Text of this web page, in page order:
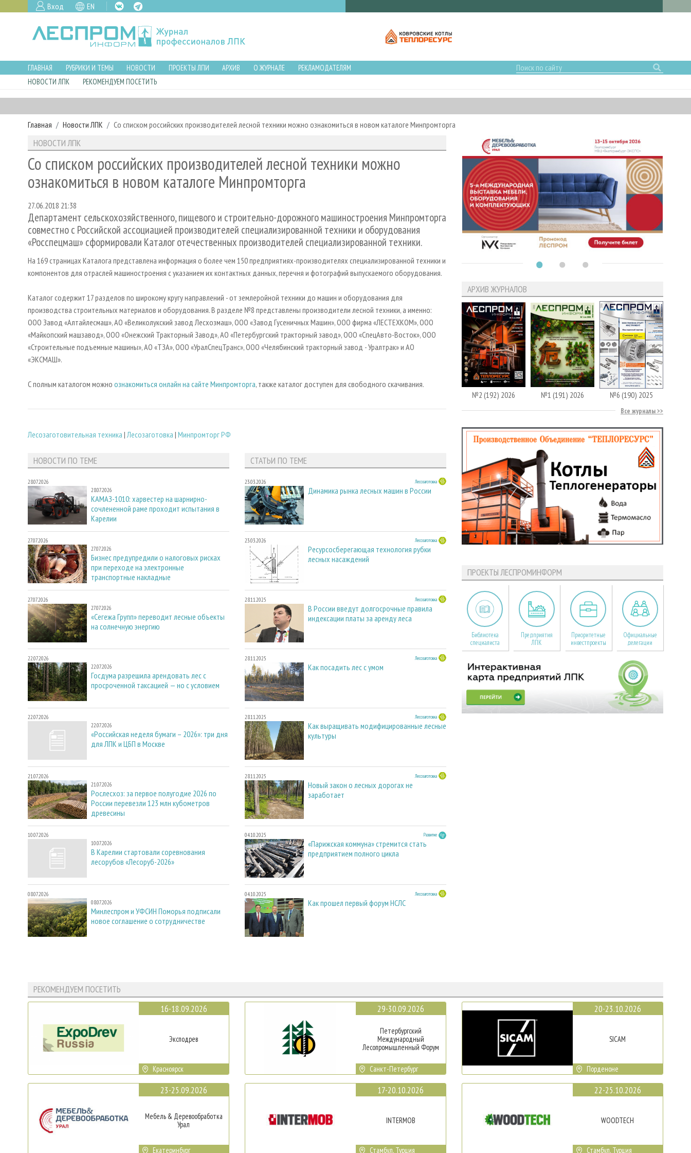
Вход EN
ГЛАВНАЯ РУБРИКИ И ТЕМЫ НОВОСТИ ПРОЕКТЫ ЛПИ АРХИВ О ЖУРНАЛЕ
РЕКЛАМОДАТЕЛЯМ
НОВОСТИ ЛПК
РЕКОМЕНДУЕМ ПОСЕТИТЬ
Главная Новости ЛПК Со списком российских производителей лесной техники можно ознакомиться в новом каталоге Минпромторга
НОВОСТИ ЛПК
Со списком российских производителей лесной техники можно
ознакомиться в новом каталоге Минпромторга
27.06.2018 21:38
Департамент сельскохозяйственного, пищевого и строительно-дорожного машиностроения Минпромторга
совместно с Российской ассоциацией производителей специализированной техники и оборудования
«Росспецмаш» сформировали Каталог отечественных производителей специализированной техники.
На 169 страницах Каталога представлена информация о более чем 150 предприятиях-производителях специализированной техники и
компонентов для отраслей машиностроения с указанием их контактных данных, перечня и фотографий выпускаемого оборудования.
Каталог содержит 17 разделов по широкому кругу направлений - от землеройной техники до машин и оборудования для
производства строительных материалов и оборудования. В разделе №8 представлены производители лесной техники, а именно:
ООО Завод «Алтайлесмаш», АО «Великолукский завод Лесхозмаш», ООО «Завод Гусеничных Машин», ООО фирма «ЛЕСТЕХКОМ», ООО
«Майкопский машзавод», ООО «Онежский Тракторный Завод», АО «Петербургский тракторный завод», ООО «СпецАвто-Восток», ООО
«Строительные подъемные машины», АО «ТЗА», ООО «УралСпецТранс», ООО «Челябинский тракторный завод - Уралтрак» и АО
«ЭКСМАШ».
С полным каталогом можно ознакомиться онлайн на сайте Минпромторга, также каталог доступен для свободного скачивания.
Лесозаготовительная техника |Лесозаготовка | Минпромторг РФ
НОВОСТИ ПО ТЕМЕ
28.07.2026
28.07.2026
КАМАЗ-1010: харвестер на шарнирно-
сочлененной раме проходит испытания в
Карелии
27.07.2026
27.07.2026
Бизнес предупредили о налоговых рисках
при переходе на электронные
транспортные накладные
27.07.2026
27.07.2026
«Сегежа Групп» переводит лесные объекты
на солнечную энергию
22.07.2026
22.07.2026
Госдума разрешила арендовать лес с
просроченной таксацией — но с условием
22.07.2026
22.07.2026
«Российская неделя бумаги – 2026»: три дня
для ЛПК и ЦБП в Москве
21.07.2026
21.07.2026
Рослесхоз: за первое полугодие 2026 по
России перевезли 123 млн кубометров
древесины
10.07.2026
10.07.2026
В Карелии стартовали соревнования
лесорубов «Лесоруб-2026»
08.07.2026
08.07.2026
Минлеспром и УФСИН Поморья подписали
новое соглашение о сотрудничестве
СТАТЬИ ПО ТЕМЕ
23.03.2026 Лесозаготовка
Динамика рынка лесных машин в России
23.03.2026 Лесозаготовка
Ресурсосберегающая технология рубки
лесных насаждений
28.11.2025 Лесозаготовка
В России введут долгосрочные правила
индексации платы за аренду леса
28.11.2025 Лесозаготовка
Как посадить лес с умом
28.11.2025 Лесозаготовка
Как выращивать модифицированные лесные
культуры
28.11.2025 Лесозаготовка
Новый закон о лесных дорогах не
заработает
04.10.2025 Развитие
«Парижская коммуна» стремится стать
предприятием полного цикла
04.10.2025 Лесозаготовка
Как прошел первый форум НСЛС
АРХИВ ЖУРНАЛОВ
№2 (192) 2026 №1 (191) 2026 №6 (190) 2025
Все журналы
ПРОЕКТЫ ЛЕСПРОМИНФОРМ
Библиотека
специалиста
Предприятия
ЛПК
Приоритетные
инвестпроекты
Официальные
делегации
РЕКОМЕНДУЕМ ПОСЕТИТЬ
16-18.09.2026
Эксподрев
Красноярск
23-25.09.2026
Мебель & Деревообработка
Урал
Екатеринбург
29-30.09.2026
Петербургский
Международный
Лесопромышленный Форум
Санкт-Петербург
17-20.10.2026
INTERMOB
Стамбул, Турция
20-23.10.2026
SICAM
Порденоне
22-25.10.2026
WOODTECH
Стамбул, Турция